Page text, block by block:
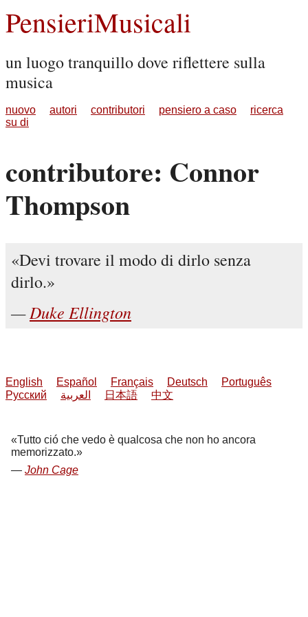
PensieriMusicali
un luogo tranquillo dove riflettere sulla
musica
nuovo autori contributori pensiero a caso
ricerca
su di
contributore: Connor
Thompson
Devi trovare il modo di dirlo senza
dirlo.
Duke Ellington
English Español Français Deutsch
Português
Русский
العربية 日本語 中文
Tutto ció che vedo è qualcosa che non ho ancora
memorizzato.
John Cage